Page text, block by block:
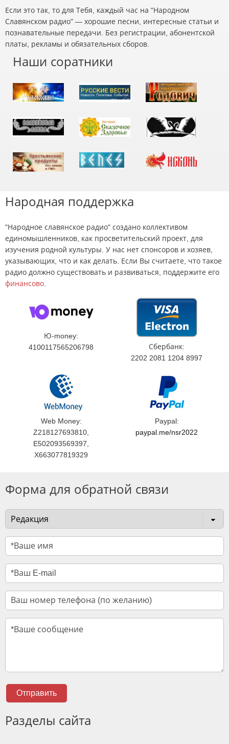
Если это так, то для Тебя, каждый час на "Народном
Славянском радио" — хорошие песни, интересные статьи и
познавательные передачи. Без регистрации, абонентской
платы, рекламы и обязательных сборов.
Наши соратники
Народная поддержка
"Народное славянское радио" создано коллективом
единомышленников, как просветительский проект, для
изучения родной культуры. У нас нет спонсоров и хозяев,
указывающих, что и как делать. Если Вы считаете, что такое
радио должно существовать и развиваться, поддержите его
финансово.
Ю-money:
4100117565206798
Сбербанк:
2202 2081 1204 8997
Web Money:
Z218127693810,
E502093569397,
X663077819329
Paypal:
paypal.me/nsr2022
Форма для обратной связи
Отправить
Разделы сайта